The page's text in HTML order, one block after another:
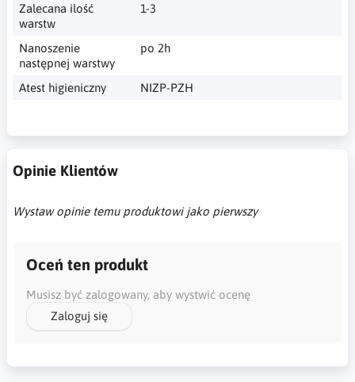
Zalecana ilość
warstw
1-3
Nanoszenie
następnej warstwy
po 2h
Atest higieniczny NIZP-PZH
Opinie Klientów
Wystaw opinie temu produktowi jako pierwszy
Oceń ten produkt
Musisz być zalogowany, aby wystwić ocenę
Zaloguj się